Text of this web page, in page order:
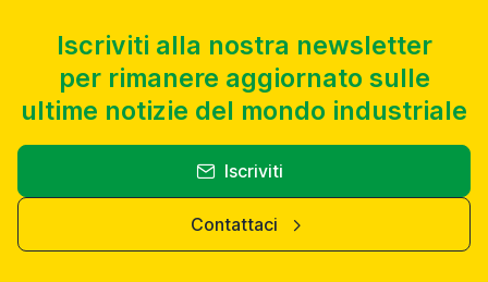
Iscriviti alla nostra newsletter
per rimanere aggiornato sulle
ultime notizie del mondo industriale
Iscriviti
Contattaci